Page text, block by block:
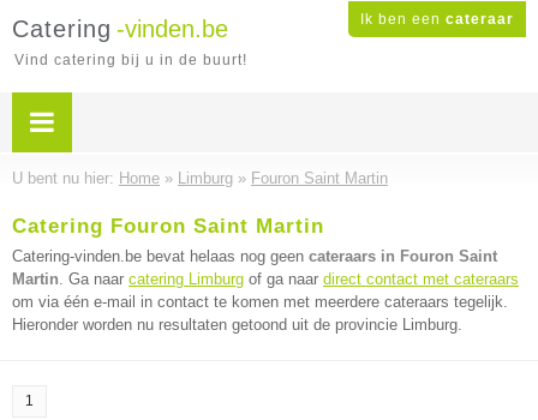
Ik ben een cateraar
Catering -vinden.be
Vind catering bij u in de buurt!
U bent nu hier: Home » Limburg » Fouron Saint Martin
Catering Fouron Saint Martin
Catering-vinden.be bevat helaas nog geen cateraars in Fouron Saint
Martin. Ga naar catering Limburg of ga naar direct contact met cateraars
om via één e-mail in contact te komen met meerdere cateraars tegelijk.
Hieronder worden nu resultaten getoond uit de provincie Limburg.
1